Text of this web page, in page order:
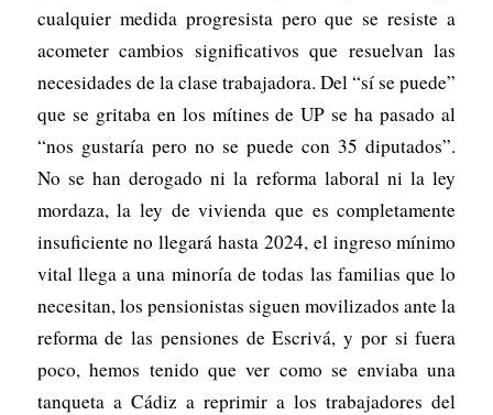
cualquier medida progresista pero que se resiste a
acometer cambios significativos que resuelvan las
necesidades de la clase trabajadora. Del “sí se puede”
que se gritaba en los mítines de UP se ha pasado al
“nos gustaría pero no se puede con 35 diputados”.
No se han derogado ni la reforma laboral ni la ley
mordaza, la ley de vivienda que es completamente
insuficiente no llegará hasta 2024, el ingreso mínimo
vital llega a una minoría de todas las familias que lo
necesitan, los pensionistas siguen movilizados ante la
reforma de las pensiones de Escrivá, y por si fuera
poco, hemos tenido que ver como se enviaba una
tanqueta a Cádiz a reprimir a los trabajadores del